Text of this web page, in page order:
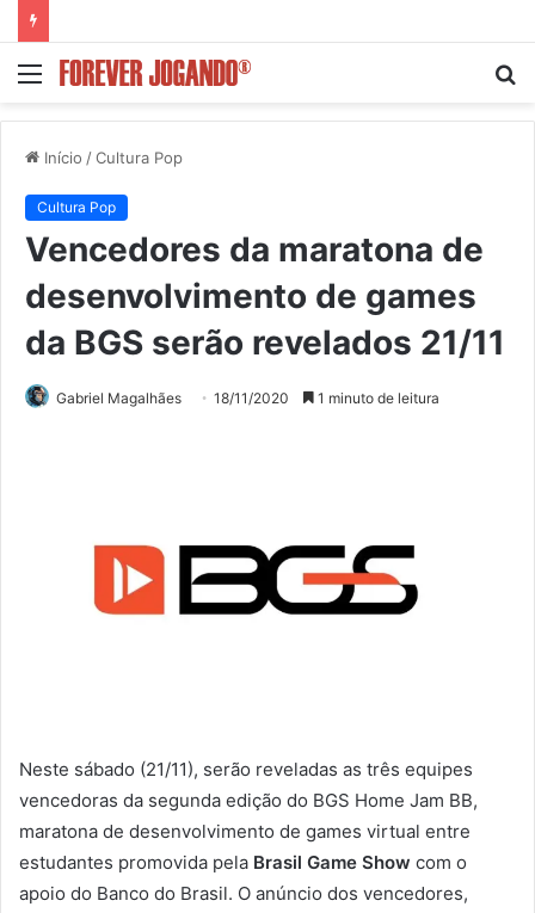
Menu
Início /Cultura Pop
Cultura Pop
Vencedores da maratona de
desenvolvimento de games
da BGS serão revelados 21/11
Gabriel Magalhães 18/11/2020 1 minuto de leitura
Neste sábado (21/11), serão reveladas as três equipes
vencedoras da segunda edição do BGS Home Jam BB,
maratona de desenvolvimento de games virtual entre
estudantes promovida pela Brasil Game Show com o
apoio do Banco do Brasil. O anúncio dos vencedores,